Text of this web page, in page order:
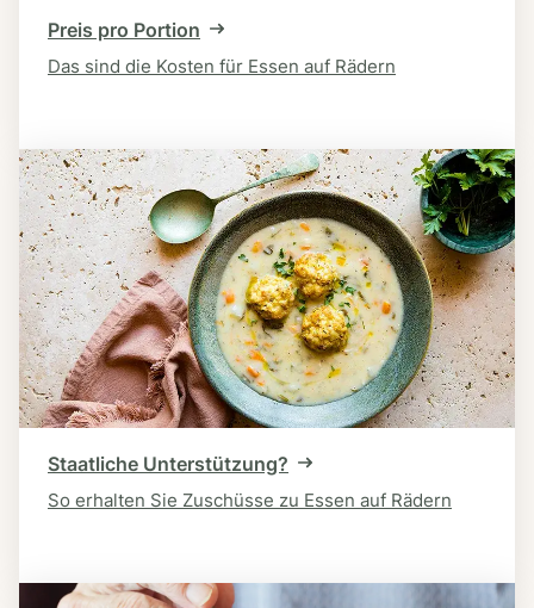
Preis pro Portion
Das sind die Kosten für Essen auf Rädern
Staatliche Unterstützung?
So erhalten Sie Zuschüsse zu Essen auf Rädern